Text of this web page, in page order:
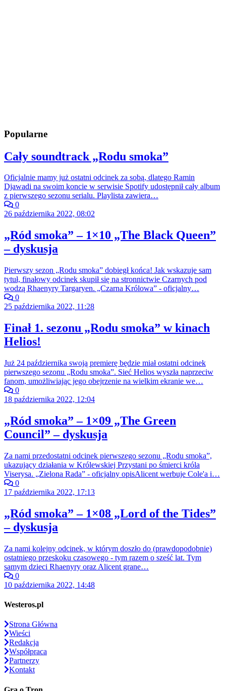
Popularne
Cały soundtrack „Rodu smoka”
Oficjalnie mamy już ostatni odcinek za sobą, dlatego Ramin
Djawadi na swoim koncie w serwisie Spotify udostępnił cały album
z pierwszego sezonu serialu. Playlista zawiera…
0
26 października 2022, 08:02
„Ród smoka” – 1×10 „The Black Queen”
– dyskusja
Pierwszy sezon „Rodu smoka” dobiegł końca! Jak wskazuje sam
tytuł, finałowy odcinek skupił się na stronnictwie Czarnych pod
wodzą Rhaenyry Targaryen. „Czarna Królowa” - oficjalny…
0
25 października 2022, 11:28
Finał 1. sezonu „Rodu smoka” w kinach
Helios!
Już 24 października swoją premierę będzie miał ostatni odcinek
pierwszego sezonu „Rodu smoka”. Sieć Helios wyszła naprzeciw
fanom, umożliwiając jego obejrzenie na wielkim ekranie we…
0
18 października 2022, 12:04
„Ród smoka” – 1×09 „The Green
Council” – dyskusja
Za nami przedostatni odcinek pierwszego sezonu „Rodu smoka”,
ukazujący działania w Królewskiej Przystani po śmierci króla
Viserysa. „Zielona Rada” - oficjalny opisAlicent werbuje Cole'a i…
0
17 października 2022, 17:13
„Ród smoka” – 1×08 „Lord of the Tides”
– dyskusja
Za nami kolejny odcinek, w którym doszło do (prawdopodobnie)
ostatniego przeskoku czasowego - tym razem o sześć lat. Tym
samym dzieci Rhaenyry oraz Alicent grane…
0
10 października 2022, 14:48
Westeros.pl
Strona Główna
Wieści
Redakcja
Współpraca
Partnerzy
Kontakt